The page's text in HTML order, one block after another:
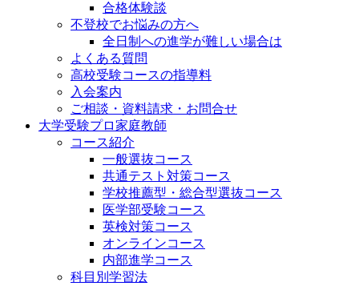
合格体験談
不登校でお悩みの方へ
全日制への進学が難しい場合は
よくある質問
高校受験コースの指導料
入会案内
ご相談・資料請求・お問合せ
大学受験プロ家庭教師
コース紹介
一般選抜コース
共通テスト対策コース
学校推薦型・総合型選抜コース
医学部受験コース
英検対策コース
オンラインコース
内部進学コース
科目別学習法